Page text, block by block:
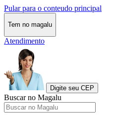
Pular para o conteudo principal
Tem no magalu
Atendimento
Digite seu CEP
Buscar no Magalu